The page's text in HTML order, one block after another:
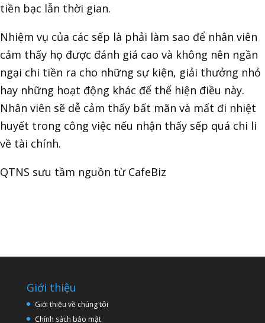
tiền bạc lẫn thời gian.
Nhiệm vụ của các sếp là phải làm sao để nhân viên
cảm thấy họ được đánh giá cao và không nên ngần
ngại chi tiền ra cho những sự kiện, giải thưởng nhỏ
hay những hoạt động khác để thể hiện điều này.
Nhân viên sẽ dễ cảm thấy bất mãn và mất đi nhiệt
huyết trong công việc nếu nhận thấy sếp quá chi li
về tài chính.
QTNS sưu tầm nguồn từ CafeBiz
Giới thiệu
Giới thiệu về chúng tôi
Chính sách bảo mật